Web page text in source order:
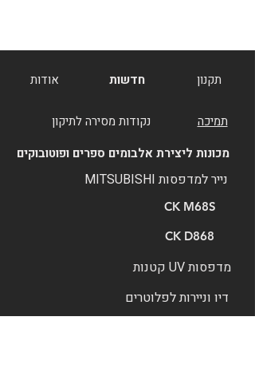
אודות חדשות תקנון
תמיכה
נקודות מסירה לתיקון
מכונות ליצירת אלבומים ספרים ופוטובוקים
נייר למדפסות MITSUBISHI
CK M68S
CK D868
מדפסות UV קטנות
דיו וניירות לפלוטרים